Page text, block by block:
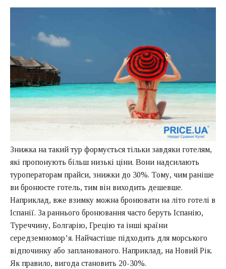
Знижка на такий тур формується тільки завдяки готелям,
які пропонують більш низькі ціни. Вони надсилають
туроператорам прайси, знижки до 30%. Тому, чим раніше
ви бронюєте готель, тим він виходить дешевше.
Наприклад, вже взимку можна бронювати на літо готелі в
Іспанії. За раннього бронювання часто беруть Іспанію,
Туреччину, Болгарію, Грецію та інші країни
середземномор’я. Найчастіше підходить для морського
відпочинку або запланованого. Наприклад, на Новий Рік.
Як правило, вигода становить 20-30%.